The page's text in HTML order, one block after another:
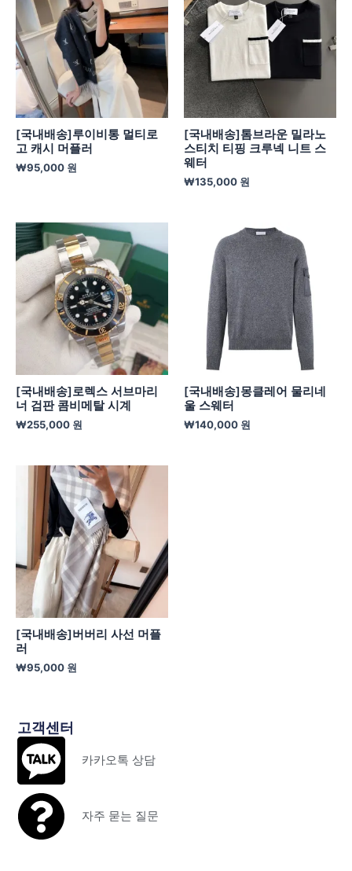
[국내배송]루이비통 멀티로
고 캐시 머플러
₩95,000 원
[국내배송]톰브라운 밀라노
스티치 티핑 크루넥 니트 스
웨터
₩135,000 원
[국내배송]로렉스 서브마리
너 검판 콤비메탈 시계
₩255,000 원
[국내배송]몽클레어 물리네
울 스웨터
₩140,000 원
[국내배송]버버리 사선 머플
러
₩95,000 원
고객센터
카카오톡 상담
자주 묻는 질문